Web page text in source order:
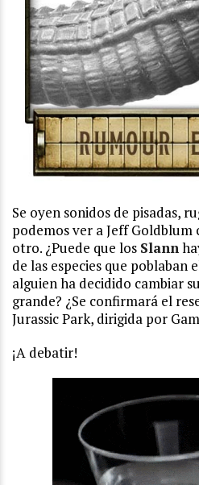
Se oyen sonidos de pisadas,
podemos ver a Jeff
otro. ¿Puede que los Slann
de las especies que poblaban
alguien ha decidido cambiar
grande? ¿Se confirmará el
Jurassic Park, dirigida por
¡A debatir!